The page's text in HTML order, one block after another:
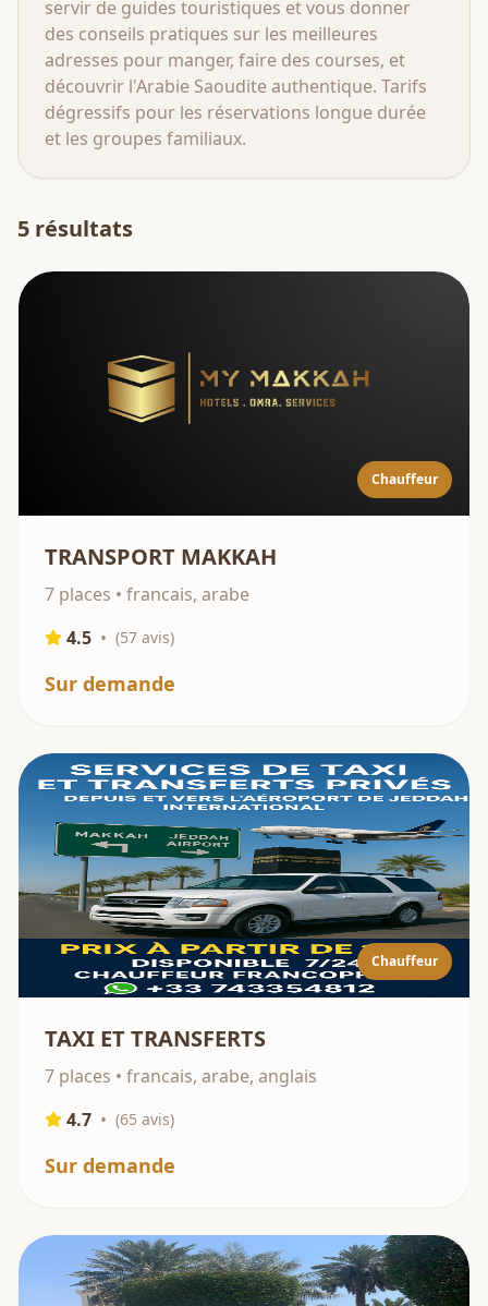
servir de guides touristiques et vous donner
des conseils pratiques sur les meilleures
adresses pour manger, faire des courses, et
découvrir l'Arabie Saoudite authentique. Tarifs
dégressifs pour les réservations longue durée
et les groupes familiaux.
5 résultats
Chauffeur
TRANSPORT MAKKAH
7 places • francais, arabe
4.5 • (57 avis)
Sur demande
Chauffeur
TAXI ET TRANSFERTS
7 places • francais, arabe, anglais
4.7 • (65 avis)
Sur demande